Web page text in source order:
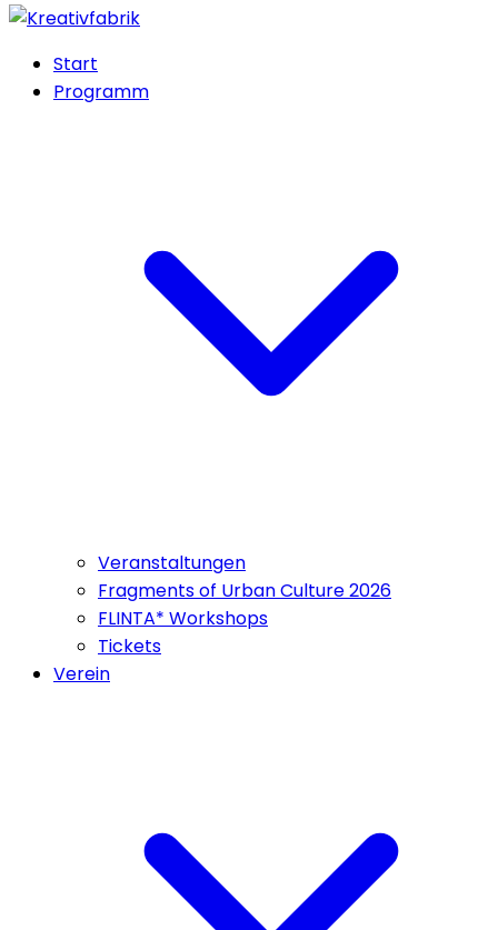
Start
Programm
Veranstaltungen
Fragments of Urban Culture 2026
FLINTA* Workshops
Tickets
Verein